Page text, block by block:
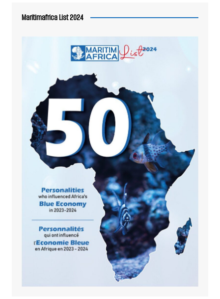
Maritimafrica List 2024